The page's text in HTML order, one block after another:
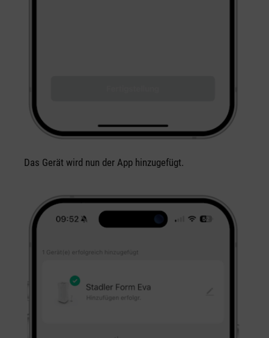
Das Gerät wird nun der App hinzugefügt.